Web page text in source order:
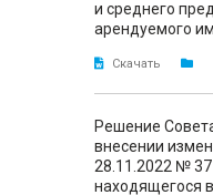
и среднего
арендуемого
Скачать
Решение
внесении
28.11.2022 №
находящегося